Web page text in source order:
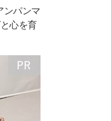
ンパンマ
心を育